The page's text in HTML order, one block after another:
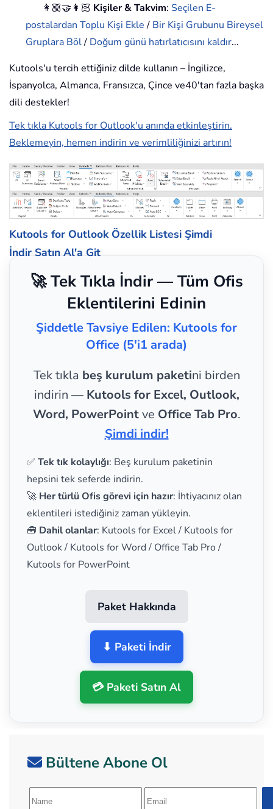
👩🏼‍🤝‍👩🏻 Kişiler & Takvim: Seçilen E-
postalardan Toplu Kişi Ekle/ Bir Kişi Grubunu Bireysel
Gruplara Böl/ Doğum günü hatırlatıcısını kaldır...
Kutools'u tercih ettiğiniz dilde kullanın – İngilizce,
İspanyolca, Almanca, Fransızca, Çince ve40'tan fazla başka
dili destekler!
Tek tıkla Kutools for Outlook'u anında etkinleştirin.
Beklemeyin, hemen indirin ve verimliliğinizi artırın!
Kutools for Outlook Özellik Listesi Şimdi
İndir Satın Al'a Git
🚀 Tek Tıkla İndir — Tüm Ofis
Eklentilerini Edinin
Şiddetle Tavsiye Edilen: Kutools for
Office (5'i1 arada)
Tek tıkla beş kurulum paketini birden
indirin — Kutools for Excel, Outlook,
Word, PowerPointve Office Tab Pro.
Şimdi indir!
✅ Tek tık kolaylığı: Beş kurulum paketinin
hepsini tek seferde indirin.
🚀 Her türlü Ofis görevi için hazır: İhtiyacınız olan
eklentileri istediğiniz zaman yükleyin.
🧰 Dahil olanlar: Kutools for Excel / Kutools for
Outlook / Kutools for Word / Office Tab Pro /
Kutools for PowerPoint
Paket Hakkında
⬇ Paketi İndir
💳 Paketi Satın Al
Bültene Abone Ol